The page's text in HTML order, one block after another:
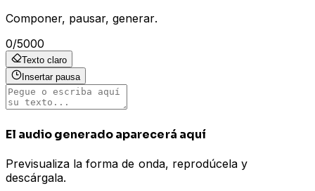
Componer, pausar, generar.
0/5000
Texto claro
Insertar pausa
El audio generado aparecerá aquí
Previsualiza la forma de onda, reprodúcela y
descárgala.